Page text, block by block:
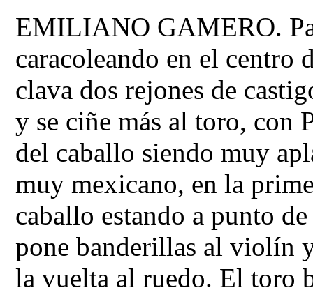
EMILIANO GAMERO.
caracoleando en el centro
clava dos rejones de
y se ciñe más al toro, con
del caballo siendo muy
muy mexicano, en la
caballo estando a punto
pone banderillas al violín
la vuelta al ruedo. El toro